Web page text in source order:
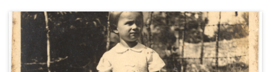
fratello Leopoldo Chistè, di qui la scritta
"il vero padre" posta sul retro. Maria è
poi emigrata in Argentina nel 1950
portando con sè la fotografia, così si